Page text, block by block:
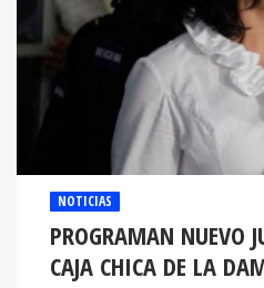
NOTICIAS
PROGRAMAN NUEVO
CAJA CHICA DE LA